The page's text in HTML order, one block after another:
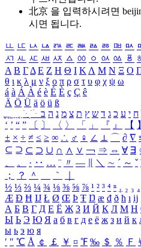
北京 을 입력하시려면
시면 됩니다.
ㅥ ㅦ ㅧ ㅨ ㅩ ㅪ ㅫ ㅬ ㅭ ㅮ ㅯ
ㅺ ㅻ ㅼ ㅽ ㅾ ㅿ ㆀ ㆁ ㆂ ㆃ ㆄ
Α Β ΓΔ Ε Ζ Η Θ Ι ΚΛ Μ Ν Ξ Ο
θ ι κ λ μ ν ξ ο π ρ σ τ υ φ χ ψ ω
á à Á À é è É È ç Ç ê
Ä Ö Ü ä ö ü ß
ִֶֹ ֻּ ׁׂ ח י ע כ ג ד ש ץ ת צ מ נ ה ב
‘ ’ “ ” 〔 〕 〈 〉 「 」 『 』 【 】
± × ÷ ≠ ≤ ≥ ∞ ∴ ♂ ♀ ∠ ⊥ ⌒ ∂ ∇
⊆ ⊇ ⊂ ⊃ ∪ ∩ ∧ ∨ ￢ ⇒ ⇔ ∀ ∃
、
。 · ‥ … ¨ 〃 ― ＼ ∼ ´ ～ ˇ
；
？ ＾ ｀
½ ⅓ ⅔ ¼ ¾ ⅛ ⅜ ⅝ ⅞ ¹ ² ³ ⁴ ⁿ ₁ ₂ ₃ ₄
Æ Ð Ħ Ĳ Ł Ø Œ Þ Ŧ Ŋ æ đ ð ħ ı ĳ
А Б В Г Д Е Ё Ж З И Й К Л М Н
Ы Ь Э Ю Я а б в г д е ё ж з и й к
ы ь э ю я
′ ″ ℃ Å ￠ ￡ ￥ ¤ ℉ ‰ ＄ ％ Ｆ